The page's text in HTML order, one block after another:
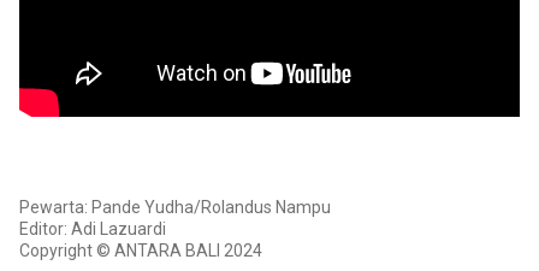
Pewarta: Pande Yudha/Rolandus Nampu
Editor: Adi Lazuardi
Copyright © ANTARA BALI 2024